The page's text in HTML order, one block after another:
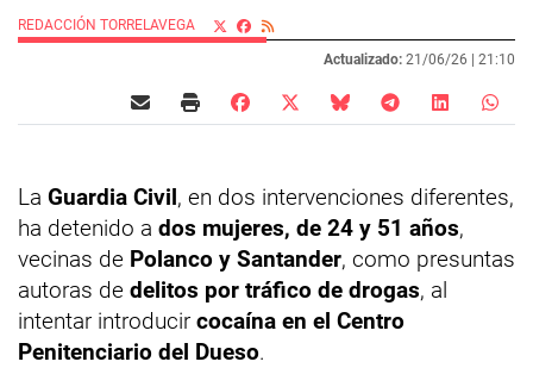
REDACCIÓN TORRELAVEGA
Actualizado: 21/06/26 | 21:10
La Guardia Civil, en dos intervenciones diferentes,
ha detenido a dos mujeres, de 24 y 51 años,
vecinas de Polanco y Santander, como presuntas
autoras de delitos por tráfico de drogas, al
intentar introducir cocaína en el Centro
Penitenciario del Dueso.